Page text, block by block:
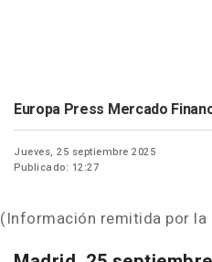
Europa Press Mercado
Jueves, 25 septiembre 2025
Publicado: 12:27
(Información remitida por